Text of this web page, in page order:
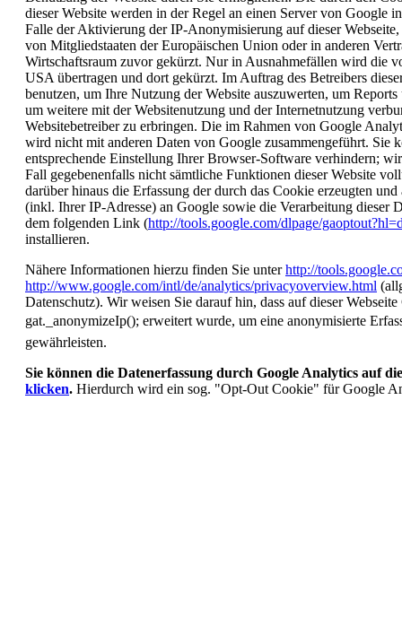
dieser Website werden in der Regel an einen Server von Google
Falle der Aktivierung der IP-Anonymisierung auf dieser
von Mitgliedstaaten der Europäischen Union oder in anderen
Wirtschaftsraum zuvor gekürzt. Nur in Ausnahmefällen wird die
USA übertragen und dort gekürzt. Im Auftrag des Betreibers
benutzen, um Ihre Nutzung der Website auszuwerten, um
um weitere mit der Websitenutzung und der Internetnutzung
Websitebetreiber zu erbringen. Die im Rahmen von Google
wird nicht mit anderen Daten von Google zusammengeführt. Sie
entsprechende Einstellung Ihrer Browser-Software verhindern;
Fall gegebenenfalls nicht sämtliche Funktionen dieser Website
darüber hinaus die Erfassung der durch das Cookie erzeugten
(inkl. Ihrer IP-Adresse) an Google sowie die Verarbeitung dieser
dem folgenden Link (http://tools.google.com/dlpage/
installieren.
Nähere Informationen hierzu finden Sie unterhttp://
http://www.google.com/intl/de/analytics/privacyoverview.html
Datenschutz). Wir weisen Sie darauf hin, dass auf dieser
gat._anonymizeIp(); erweitert wurde, um eine anonymisierte
gewährleisten.
Sie können die Datenerfassung durch Google Analytics auf
klicken. Hierdurch wird ein sog. "Opt-Out Cookie" für Google